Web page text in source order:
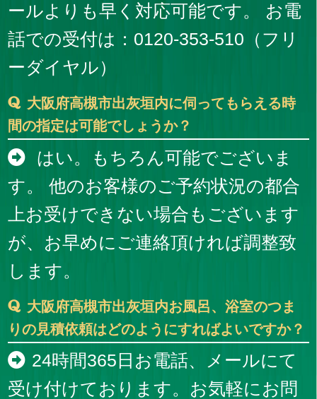
ールよりも早く対応可能です。 お電
話での受付は：0120-353-510（フリ
ーダイヤル）
大阪府高槻市出灰垣内に伺ってもらえる時
間の指定は可能でしょうか？
はい。もちろん可能でございま
す。 他のお客様のご予約状況の都合
上お受けできない場合もございます
が、お早めにご連絡頂ければ調整致
します。
大阪府高槻市出灰垣内お風呂、浴室のつま
りの見積依頼はどのようにすればよいですか？
24時間365日お電話、メールにて
受け付けております。お気軽にお問